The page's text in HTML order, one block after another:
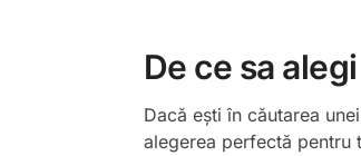
De ce sa
Dacă ești în căutarea
alegerea perfectă pentru